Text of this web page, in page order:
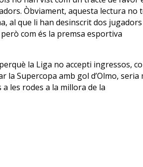
Òbviament, aquesta lectura no
al que li han desinscrit dos jugadors
com és la premsa esportiva
la Liga no accepti ingressos,
la Supercopa amb gol d’Olmo, seria
les rodes a la millora de la